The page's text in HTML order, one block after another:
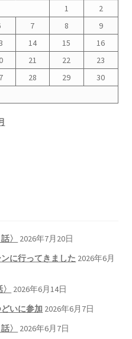
のカウントダウンinかわさ
と講演会を開催
のカウントダウンinかわさ
1
2
7 8
9
14 15
16
21 22
23
28 29
30
〉
2026年7月20日
に行ってきました 2026年6月
2026年6月14日
いに参加 2026年6月7日
〉
2026年6月7日